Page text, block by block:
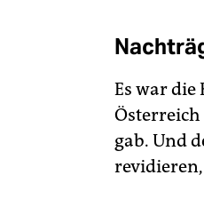
Es war
gab. Und